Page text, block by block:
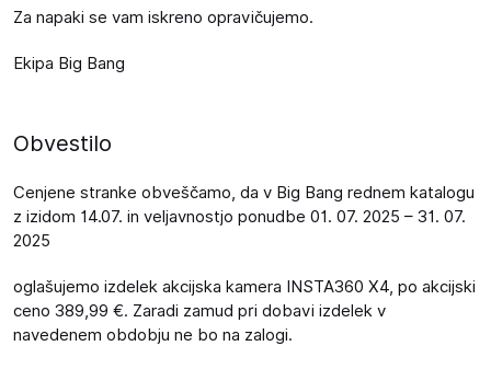
Za napaki se vam iskreno opravičujemo.
Ekipa Big Bang
Obvestilo
Cenjene stranke obveščamo, da v Big Bang rednem katalogu
z izidom 14.07. in veljavnostjo ponudbe 01. 07. 2025 – 31. 07.
2025
oglašujemo izdelek akcijska kamera INSTA360 X4, po akcijski
ceno 389,99 €. Zaradi zamud pri dobavi izdelek v
navedenem obdobju ne bo na zalogi.